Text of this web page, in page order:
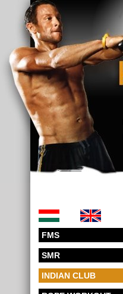
FMS
SMR
INDIAN CLUB